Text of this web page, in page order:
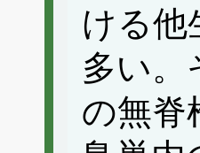
ける他
多い。
の無脊